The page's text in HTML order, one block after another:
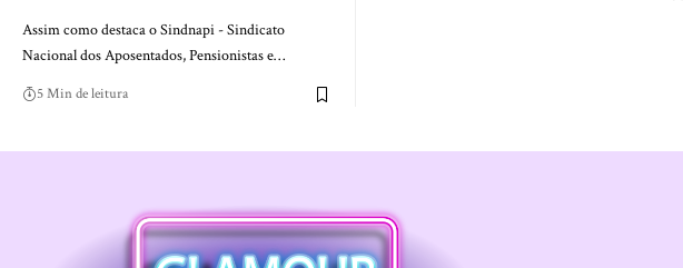
Assim como destaca o Sindnapi - Sindicato
Nacional dos Aposentados, Pensionistas e…
5 Min de leitura